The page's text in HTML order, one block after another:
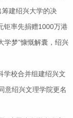
建绍兴大学的决
钜率先捐赠1000万港
学梦”慷慨解囊，绍兴
校合并组建绍兴文
意绍兴文理学院更名